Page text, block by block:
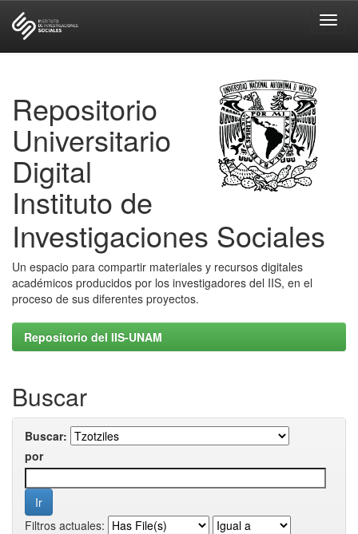
Repositorio
Universitario
Digital
Instituto de
Investigaciones Sociales
Un espacio para compartir materiales y recursos digitales
académicos producidos por los investigadores del IIS, en el
proceso de sus diferentes proyectos.
Repositorio del IIS-UNAM
Buscar
Buscar:
por
Filtros actuales: